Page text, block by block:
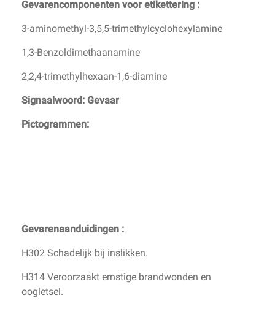
Gevarencomponenten voor etikettering :
3-aminomethyl-3,5,5-trimethylcyclohexylamine
1,3-Benzoldimethaanamine
2,2,4-trimethylhexaan-1,6-diamine
Signaalwoord: Gevaar
Pictogrammen:
Gevarenaanduidingen :
H302 Schadelijk bij inslikken.
H314 Veroorzaakt ernstige brandwonden en
oogletsel.